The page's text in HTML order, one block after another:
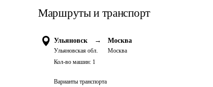
Маршруты и транспорт
Ульяновск →
Ульяновская обл.
Москва
Москва
Кол-во машин: 1
Варианты транспорта